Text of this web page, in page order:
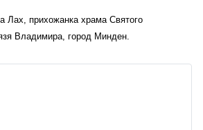
Лах, прихожанка храма Святого
Владимира, город Минден.